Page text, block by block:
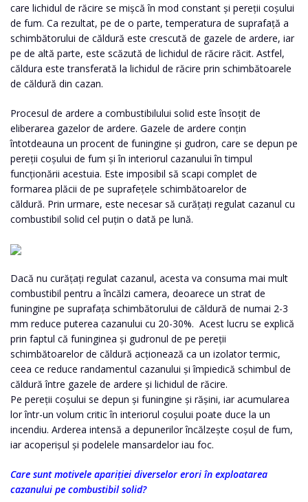
care lichidul de răcire se mișcă în mod constant și pereții coșului
de fum. Ca rezultat, pe de o parte, temperatura de suprafață a
schimbătorului de căldură este crescută de gazele de ardere, iar
pe de altă parte, este scăzută de lichidul de răcire răcit. Astfel,
căldura este transferată la lichidul de răcire prin schimbătoarele
de căldură din cazan.
Procesul de ardere a combustibilului solid este însoțit de
eliberarea gazelor de ardere. Gazele de ardere conțin
întotdeauna un procent de funingine și gudron, care se depun pe
pereții coșului de fum și în interiorul cazanului în timpul
funcționării acestuia. Este imposibil să scapi complet de
formarea plăcii de pe suprafețele schimbătoarelor de
căldură. Prin urmare, este necesar să curățați regulat cazanul cu
combustibil solid cel puțin o dată pe lună.
Dacă nu curățați regulat cazanul, acesta va consuma mai mult
combustibil pentru a încălzi camera, deoarece un strat de
funingine pe suprafața schimbătorului de căldură de numai 2-3
mm reduce puterea cazanului cu 20-30%. Acest lucru se explică
prin faptul că funinginea și gudronul de pe pereții
schimbătoarelor de căldură acționează ca un izolator termic,
ceea ce reduce randamentul cazanului și împiedică schimbul de
căldură între gazele de ardere și lichidul de răcire.
Pe pereții coșului se depun și funingine și rășini, iar acumularea
lor într-un volum critic în interiorul coșului poate duce la un
incendiu. Arderea intensă a depunerilor încălzește coșul de fum,
iar acoperișul și podelele mansardelor iau foc.
Care sunt motivele apariției diverselor erori în exploatarea
cazanului pe combustibil solid?